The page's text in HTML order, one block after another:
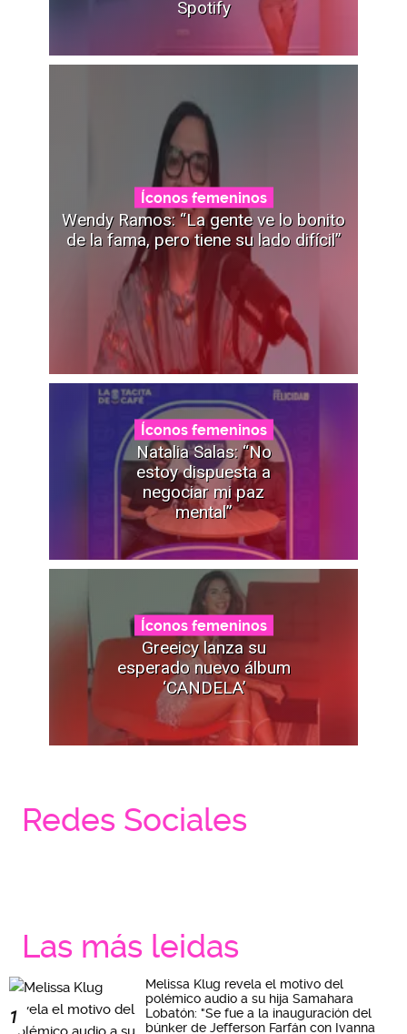
Spotify
Íconos femeninos
Wendy Ramos: “La gente ve lo bonito
de la fama, pero tiene su lado difícil”
Íconos femeninos
Natalia Salas: “No
estoy dispuesta a
negociar mi paz
mental”
Íconos femeninos
Greeicy lanza su
esperado nuevo álbum
‘CANDELA’
Redes Sociales
Las más leidas
1
Melissa Klug revela el motivo del
polémico audio a su hija Samahara
Lobatón: "Se fue a la inauguración del
búnker de Jefferson Farfán con Ivanna